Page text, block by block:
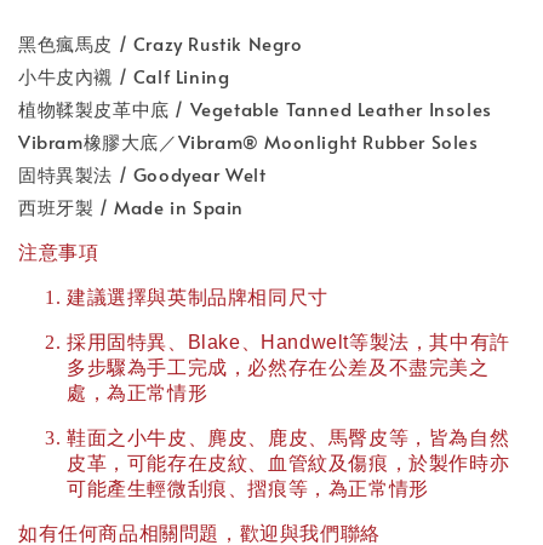
黑色瘋馬皮 / Crazy Rustik Negro
小牛皮內襯 / Calf Lining
植物鞣製皮革中底 / Vegetable Tanned Leather Insoles
Vibram橡膠大底／Vibram® Moonlight Rubber Soles
固特異製法 / Goodyear Welt
西班牙製 / Made in Spain
注意事項
建議選擇與英制品牌相同尺寸
採用固特異、 Blake Handwelt等製法，其中有許
多步驟為手工完成，必然存在公差及不盡完美之
處，為正常情形
鞋面之小牛皮、麂皮、鹿皮、馬臀皮等，皆為自然
皮革，可能存在皮紋、血管紋及傷痕，於製作時亦
可能產生輕微刮痕、摺痕等，為正常情形
如有任何商品相關問題，歡迎與我們聯絡